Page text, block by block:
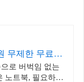
무제한 무료배
로 버벅임 없는
노트북, 필요하세